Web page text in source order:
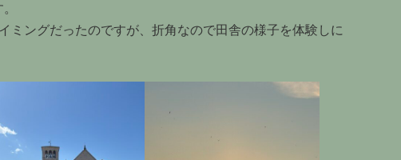
ミングだったのですが、折角なので田舎の様子を体験しに